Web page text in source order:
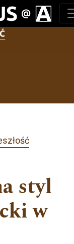
styl
w